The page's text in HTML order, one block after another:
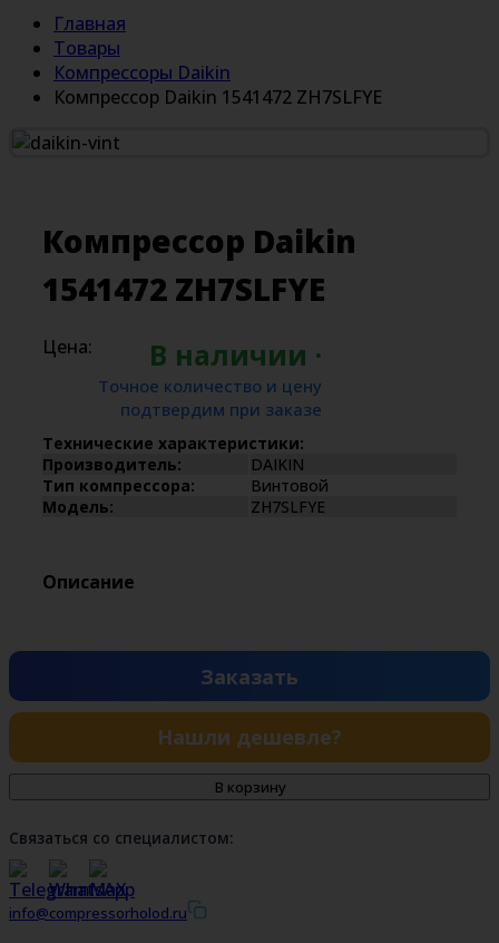
Главная
Товары
Компрессоры Daikin
Компрессор Daikin 1541472 ZH7SLFYE
Компрессор Daikin
1541472 ZH7SLFYE
Цена: В наличии ·
Точное количество и цену
подтвердим при заказе
Технические характеристики:
Производитель:
DAIKIN
Тип компрессора:
Винтовой
Модель:
ZH7SLFYE
Описание
Заказать
Нашли дешевле?
В корзину
Связаться со специалистом:
info@compressorholod.ru